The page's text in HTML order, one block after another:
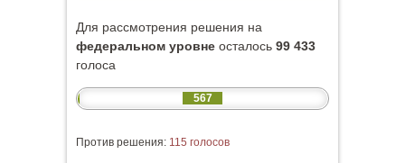
Для рассмотрения решения на
федеральном уровне осталось 99 433
голоса
567
Против решения: 115 голосов